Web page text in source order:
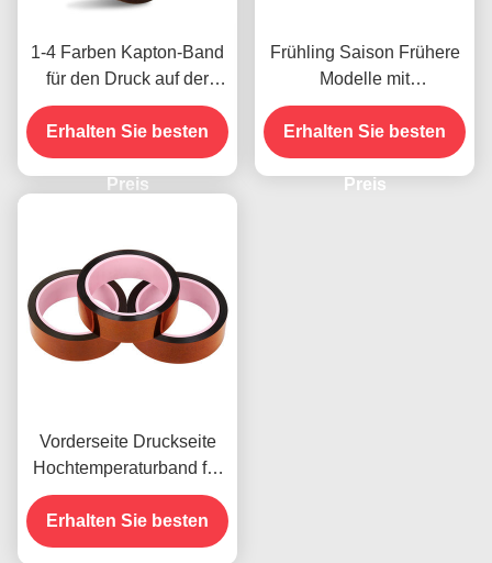
1-4 Farben Kapton-Band
für den Druck auf der
Vorderseite
Erhalten Sie besten
Preis
Frühling Saison Frühere
Modelle mit
Feuchtigkeitsbeständigke
it und 2,5N/25mm
Schälfestigkeit
Erhalten Sie besten
Preis
Vorderseite Druckseite
Hochtemperaturband für
das vorhandene Produkt
Erhalten Sie besten